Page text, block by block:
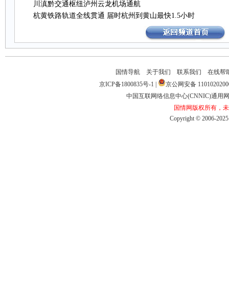
川滇黔交通枢纽泸州云龙机场通航
杭黄铁路轨道全线贯通届时杭州到黄山最快1.5小时
国情导航 关于我们 联系我们
在线帮
京ICP备1800835号-1
京公网安备
中国互联网络信息中心(CNNIC)通用
国情网版权所有，
Copyright©2006-